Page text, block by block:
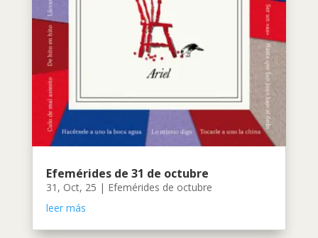
Efemérides de 31 de octubre
31, Oct, 25 | Efemérides de octubre
leer más